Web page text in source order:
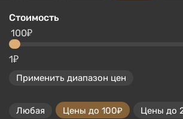
Стоимость
1₽
100₽
Применить диапазон цен
Любая Цены до 100₽ Цены до